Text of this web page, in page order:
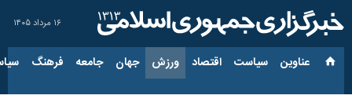
۱۶ مرداد ۱۴۰۵
عناوین‌ سیاست اقتصاد ورزش جهان جامعه فرهنگ